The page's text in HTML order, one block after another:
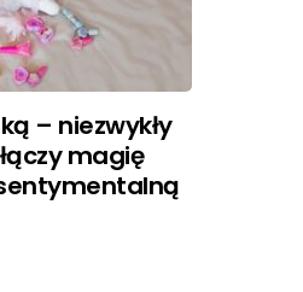
– niezwykły
magię